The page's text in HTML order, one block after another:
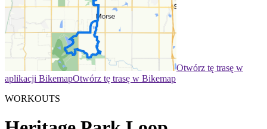
Otwórz tę trasę w
aplikacji BikemapOtwórz tę trasę w Bikemap
WORKOUTS